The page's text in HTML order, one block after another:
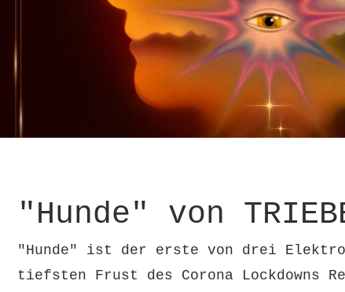
"Hunde" von
"Hunde" ist der erste von drei Elektro-
tiefsten Frust des Corona Lockdowns